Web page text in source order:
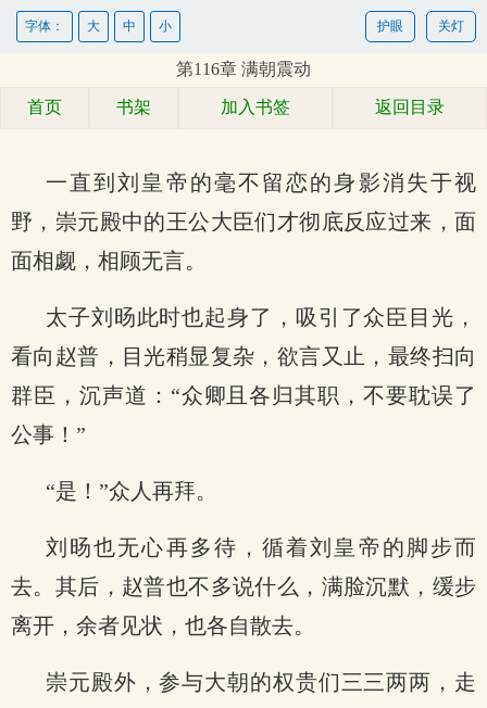
关灯
护眼
字体： 大 中 小
第116章 满朝震动
首页 书架 加入书签 返回目录
一直到刘皇帝的毫不留恋的身影消失于视
野，崇元殿中的王公大臣们才彻底反应过来，面
面相觑，相顾无言。
太子刘旸此时也起身了，吸引了众臣目光，
看向赵普，目光稍显复杂，欲言又止，最终扫向
群臣，沉声道：“众卿且各归其职，不要耽误了
公事！”
“是！”众人再拜。
刘旸也无心再多待，循着刘皇帝的脚步而
去。其后，赵普也不多说什么，满脸沉默，缓步
离开，余者见状，也各自散去。
崇元殿外，参与大朝的权贵们三三两两，走